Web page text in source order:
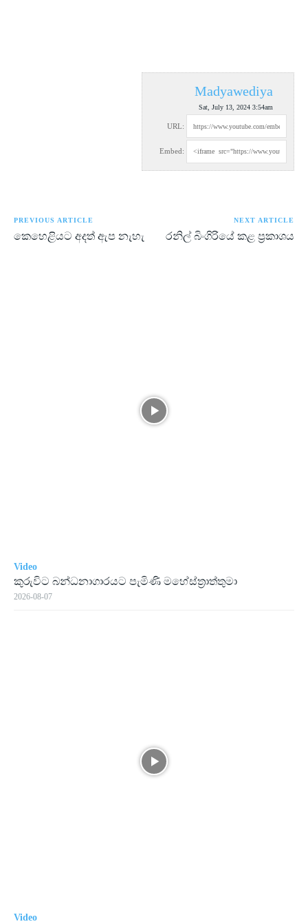
Madyawediya
Sat, July 13, 2024 3:54am
URL:
Embed:
PREVIOUS ARTICLE
කෙහෙළියට අදත් ඇප නැහැ
NEXT ARTICLE
රනිල් බිංගිරියේ කළ ප්‍රකාශය
Video
කුරුවිට බන්ධනාගාරයට පැමිණි මහේස්ත්‍රාත්තුමා
2026-08-07
Video